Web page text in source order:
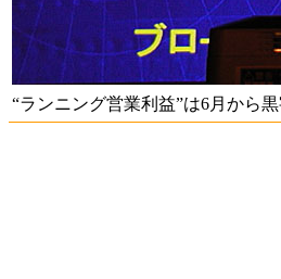
“ランニング営業利益”は6月から